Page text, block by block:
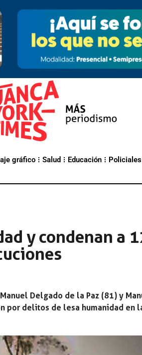
gráfico Salud Educación Policiales
y condenan a
Delgado de la Paz (81) y
por delitos de lesa humanidad en la